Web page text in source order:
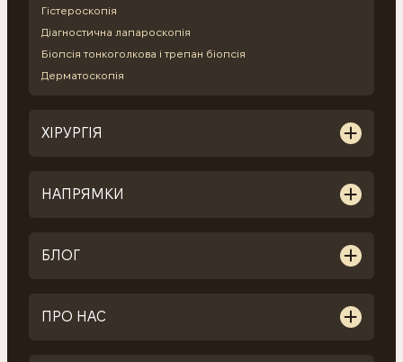
Гістероскопія
Діагностична лапароскопія
Біопсія тонкоголкова і трепан біопсія
Дерматоскопія
ХІРУРГІЯ
НАПРЯМКИ
БЛОГ
ПРО НАС